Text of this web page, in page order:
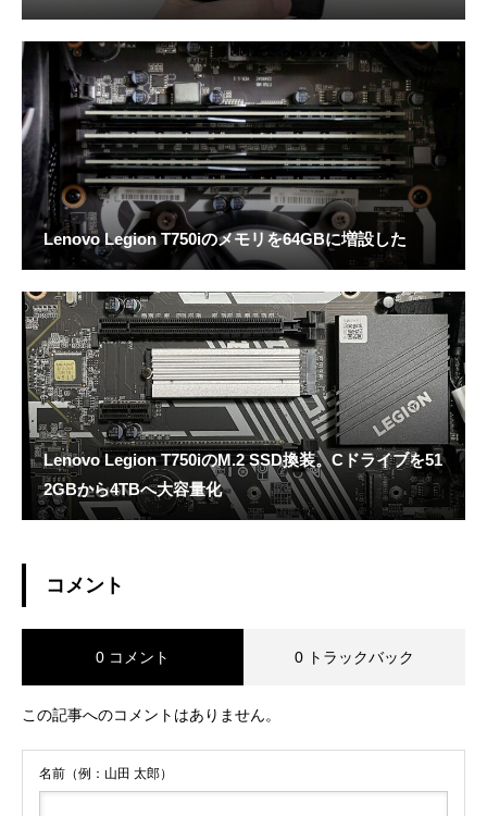
Lenovo Legion T750iのメモリを64GBに増設した
Lenovo Legion T750iのM.2 SSD換装。Cドライブを51
2GBから4TBへ大容量化
コメント
0 コメント 0 トラックバック
この記事へのコメントはありません。
名前（例：山田 太郎）